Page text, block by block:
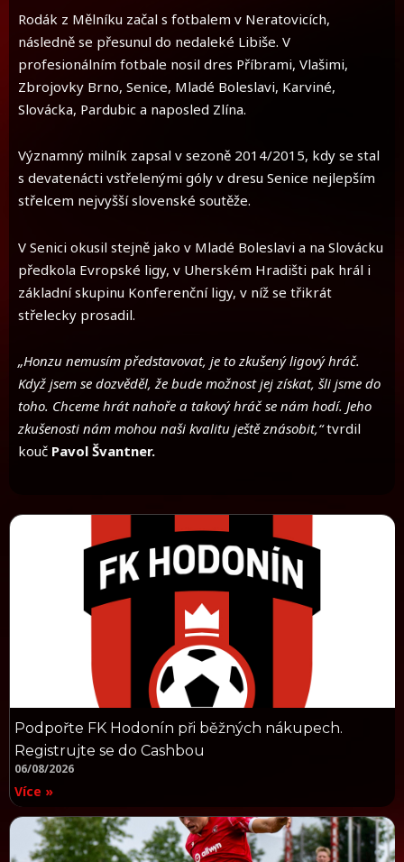
Rodák z Mělníku začal s fotbalem v Neratovicích,
následně se přesunul do nedaleké Libiše. V
profesionálním fotbale nosil dres Příbrami, Vlašimi,
Zbrojovky Brno, Senice, Mladé Boleslavi, Karviné,
Slovácka, Pardubic a naposled Zlína.
Významný milník zapsal v sezoně 2014/2015, kdy se stal
s devatenácti vstřelenými góly v dresu Senice nejlepším
střelcem nejvyšší slovenské soutěže.
V Senici okusil stejně jako v Mladé Boleslavi a na Slovácku
předkola Evropské ligy, v Uherském Hradišti pak hrál i
základní skupinu Konferenční ligy, v níž se třikrát
střelecky prosadil.
„Honzu nemusím představovat, je to zkušený ligový hráč.
Když jsem se dozvěděl, že bude možnost jej získat, šli jsme do
toho. Chceme hrát nahoře a takový hráč se nám hodí. Jeho
zkušenosti nám mohou naši kvalitu ještě znásobit,“tvrdil
kouč Pavol Švantner.
Podpořte FK Hodonín při běžných nákupech.
Registrujte se do Cashbou
06/08/2026
Více »